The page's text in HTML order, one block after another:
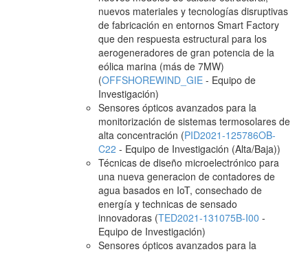
nuevos materiales y tecnologías disruptivas
de fabricación en entornos Smart Factory
que den respuesta estructural para los
aerogeneradores de gran potencia de la
eólica marina (más de 7MW)
(OFFSHOREWIND_GIE- Equipo de
Investigación)
Sensores ópticos avanzados para la
monitorización de sistemas termosolares de
alta concentración (PID2021-125786OB-
C22 - Equipo de Investigación (Alta/Baja))
Técnicas de diseño microelectrónico para
una nueva generacion de contadores de
agua basados en IoT, consechado de
energía y technicas de sensado
innovadoras (TED2021-131075B-I00 -
Equipo de Investigación)
Sensores ópticos avanzados para la